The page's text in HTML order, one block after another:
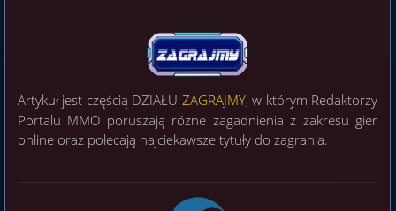
Artykuł jest częścią DZIAŁU ZAGRAJMY, w którym Redaktorzy
Portalu MMO poruszają różne zagadnienia z zakresu gier
online oraz polecają najciekawsze tytuły do zagrania.